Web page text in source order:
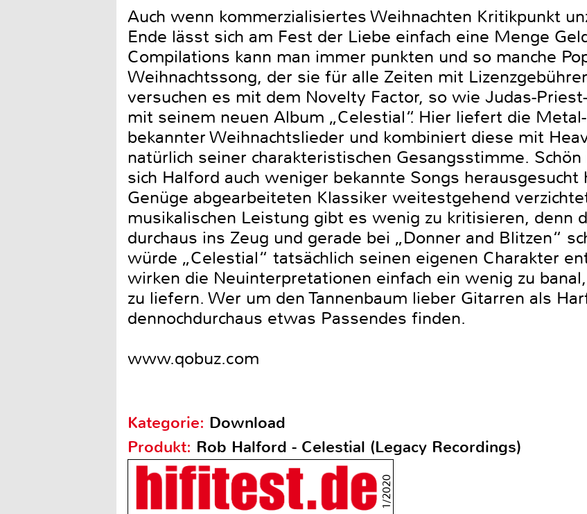
Auch wenn kommerzialisiertes Weihnachten Kritikpunkt
Ende lässt sich am Fest der Liebe einfach eine Menge
Compilations kann man immer punkten und so manche
Weihnachtssong, der sie für alle Zeiten mit
versuchen es mit dem Novelty Factor, so wie Judas-
mit seinem neuen Album „Celestial“. Hier liefert die
bekannter Weihnachtslieder und kombiniert diese mit
natürlich seiner charakteristischen Gesangsstimme.
sich Halford auch weniger bekannte Songs herausgesucht
Genüge abgearbeiteten Klassiker weitestgehend
musikalischen Leistung gibt es wenig zu kritisieren, denn
durchaus ins Zeug und gerade bei „Donner and Blitzen“
würde „Celestial“ tatsächlich seinen eigenen Charakter
wirken die Neuinterpretationen einfach ein wenig zu
zu liefern. Wer um den Tannenbaum lieber Gitarren als
dennochdurchaus etwas Passendes finden.
www.qobuz.com
Kategorie: Download
Produkt: Rob Halford - Celestial (Legacy Recordings)
1/2020